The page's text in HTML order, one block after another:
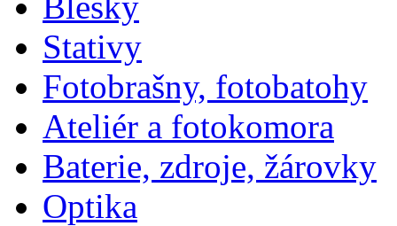
Stativy
Fotobrašny, fotobatohy
Ateliér a fotokomora
Baterie, zdroje, žárovky
Optika